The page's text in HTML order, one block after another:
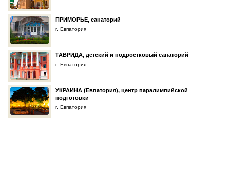
ПРИМОРЬЕ, санаторий
г. Евпатория
ТАВРИДА, детский и подростковый санаторий
г. Евпатория
УКРАИНА (Евпатория), центр паралимпийской
подготовки
г. Евпатория